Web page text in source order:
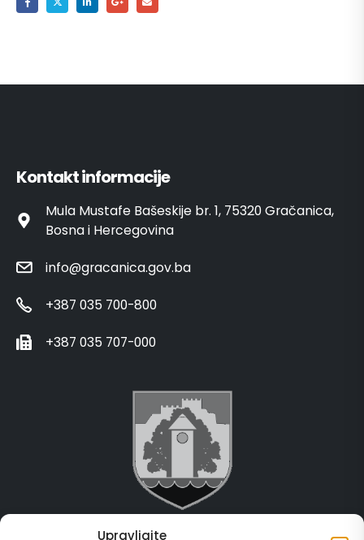
Upravljajte
Kontakt informacije
Mula Mustafe Bašeskije br. 1, 75320 Gračanica,
Bosna i Hercegovina
info@gracanica.gov.ba
+387 035 700-800
+387 035 707-000